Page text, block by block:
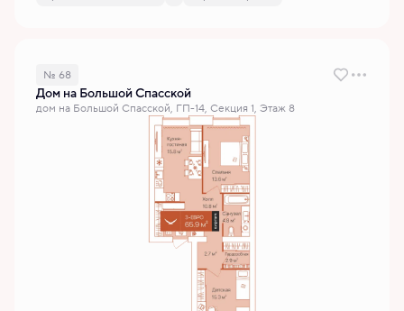
№ 68
Дом на Большой Спасской
дом на Большой Спасской, ГП-14, Секция 1, Этаж 8